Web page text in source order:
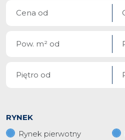
RYNEK
Rynek pierwotny